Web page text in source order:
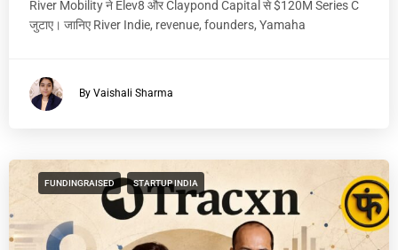
River Mobility ने Elev8 और Claypond Capital से $120M Series C
जुटाए। जानिए River Indie, revenue, founders, Yamaha
By Vaishali Sharma
FUNDINGRAISED STARTUP INDIA